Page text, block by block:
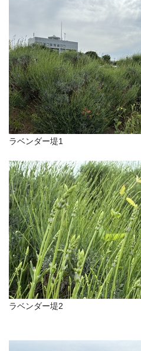
ラベンダー堤1
ラベンダー堤2